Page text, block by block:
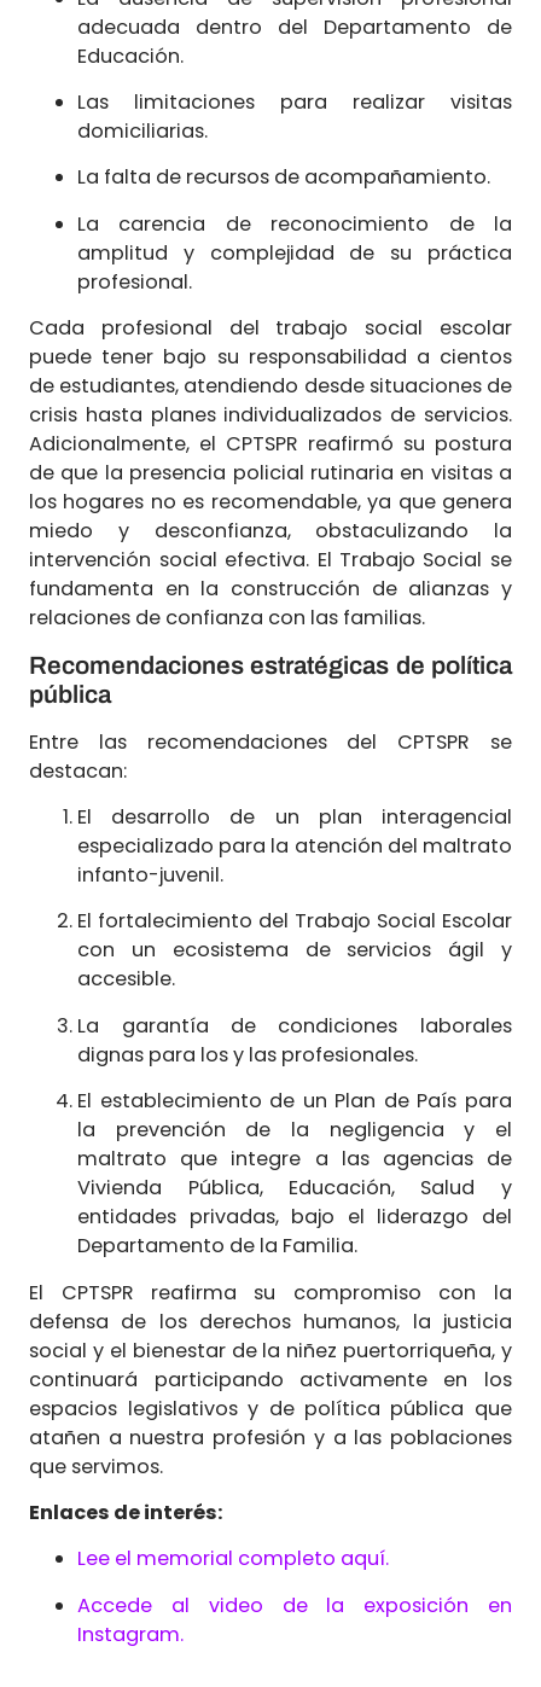
adecuada dentro del Departamento de
Educación.
Las limitaciones para realizar visitas
domiciliarias.
La falta de recursos de acompañamiento.
La carencia de reconocimiento de la
amplitud y complejidad de su práctica
profesional.
Cada profesional del trabajo social escolar
puede tener bajo su responsabilidad a cientos
de estudiantes, atendiendo desde situaciones de
crisis hasta planes individualizados de servicios.
Adicionalmente, el CPTSPR reafirmó su postura
de que la presencia policial rutinaria en visitas a
los hogares no es recomendable, ya que genera
miedo y desconfianza, obstaculizando la
intervención social efectiva. El Trabajo Social se
fundamenta en la construcción de alianzas y
relaciones de confianza con las familias.
Recomendaciones estratégicas de política
pública
Entre las recomendaciones del CPTSPR se
destacan:
El desarrollo de un plan interagencial
especializado para la atención del maltrato
infanto-juvenil.
El fortalecimiento del Trabajo Social Escolar
con un ecosistema de servicios ágil y
accesible.
La garantía de condiciones laborales
dignas para los y las profesionales.
El establecimiento de un Plan de País para
la prevención de la negligencia y el
maltrato que integre a las agencias de
Vivienda Pública, Educación, Salud y
entidades privadas, bajo el liderazgo del
Departamento de la Familia.
El CPTSPR reafirma su compromiso con la
defensa de los derechos humanos, la justicia
social y el bienestar de la niñez puertorriqueña, y
continuará participando activamente en los
espacios legislativos y de política pública que
atañen a nuestra profesión y a las poblaciones
que servimos.
Enlaces de interés:
Lee el memorial completo aquí.
Accede al video de la exposición en
Instagram.